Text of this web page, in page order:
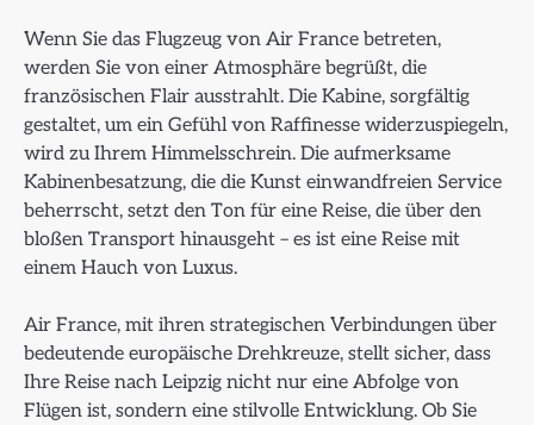
Wenn Sie das Flugzeug von Air France betreten,
werden Sie von einer Atmosphäre begrüßt, die
französischen Flair ausstrahlt. Die Kabine, sorgfältig
gestaltet, um ein Gefühl von Raffinesse widerzuspiegeln,
wird zu Ihrem Himmelsschrein. Die aufmerksame
Kabinenbesatzung, die die Kunst einwandfreien Service
beherrscht, setzt den Ton für eine Reise, die über den
bloßen Transport hinausgeht – es ist eine Reise mit
einem Hauch von Luxus.
Air France, mit ihren strategischen Verbindungen über
bedeutende europäische Drehkreuze, stellt sicher, dass
Ihre Reise nach Leipzig nicht nur eine Abfolge von
Flügen ist, sondern eine stilvolle Entwicklung. Ob Sie